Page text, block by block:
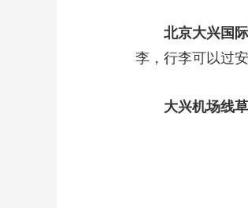
北京大兴国
李，行李可以过
大兴机场线